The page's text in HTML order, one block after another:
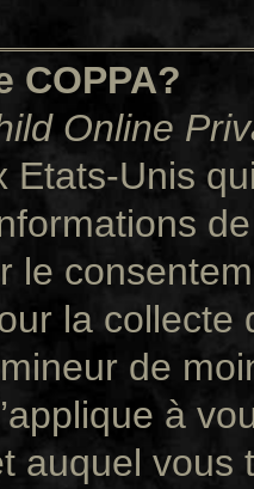
COPPA?
Online
Etats-Unis
le
la collecte
de
à
auquel vous